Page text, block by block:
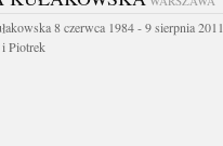
8 czerwca 1984 - 9 sierpnia 2011
Piotrek